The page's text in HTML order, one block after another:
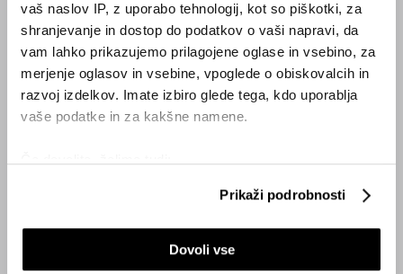
vaš naslov IP, z uporabo tehnologij, kot so piškotki, za
shranjevanje in dostop do podatkov o vaši napravi, da
vam lahko prikazujemo prilagojene oglase in vsebino, za
merjenje oglasov in vsebine, vpoglede o obiskovalcih in
razvoj izdelkov. Imate izbiro glede tega, kdo uporablja
vaše podatke in za kakšne namene.
Identificirati napravo z aktivnim preverjanjem
lastnosti (odčitavanje prstnih odtisov)
Prikaži podrobnosti
Dovoli vse
Inspiracija